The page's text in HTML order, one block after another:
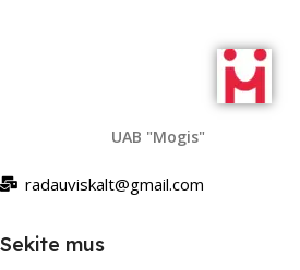
UAB "Mogis"
radauviskalt@gmail.com
Sekite mus